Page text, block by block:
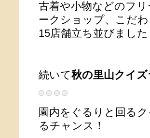
古着や小物などのフ
ークショップ、こだ
15店舗立ち並びました
続いて秋の里山クイズ
園内をぐるりと回る
るチャンス！